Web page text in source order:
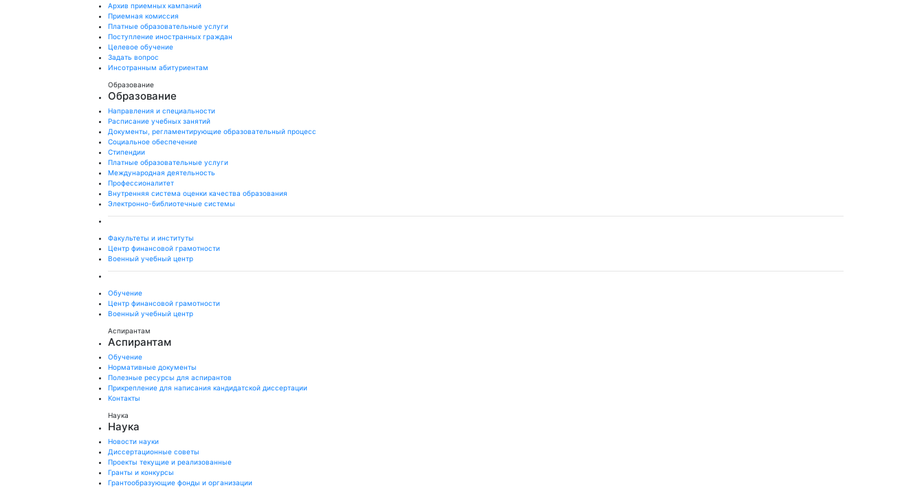
Архив приемных кампаний
Приемная комиссия
Платные образовательные услуги
Поступление иностранных граждан
Целевое обучение
Задать вопрос
Инсотранным абитуриентам
Образование
Образование
Направления и специальности
Расписание учебных занятий
Документы, регламентирующие образовательный процесс
Социальное обеспечение
Стипендии
Платные образовательные услуги
Международная деятельность
Профессионалитет
Внутренняя система оценки качества образования
Электронно-библиотечные системы
Факультеты и институты
Центр финансовой грамотности
Военный учебный центр
Обучение
Центр финансовой грамотности
Военный учебный центр
Аспирантам
Аспирантам
Обучение
Нормативные документы
Полезные ресурсы для аспирантов
Прикрепление для написания кандидатской диссертации
Контакты
Наука
Наука
Новости науки
Диссертационные советы
Проекты текущие и реализованные
Гранты и конкурсы
Грантообразующие фонды и организации